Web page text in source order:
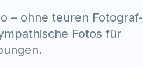
– ohne teuren Fotograf-
Fotos für